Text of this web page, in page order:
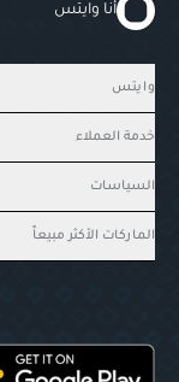
أنا وايتس
وايتس
خدمة العملاء
السياسات
الماركات الأكثر مبيعاً